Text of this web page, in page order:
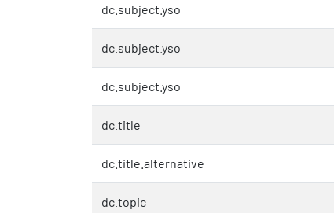
dc.subject.yso
dc.subject.yso
dc.subject.yso
dc.title
dc.title.alternative
dc.topic